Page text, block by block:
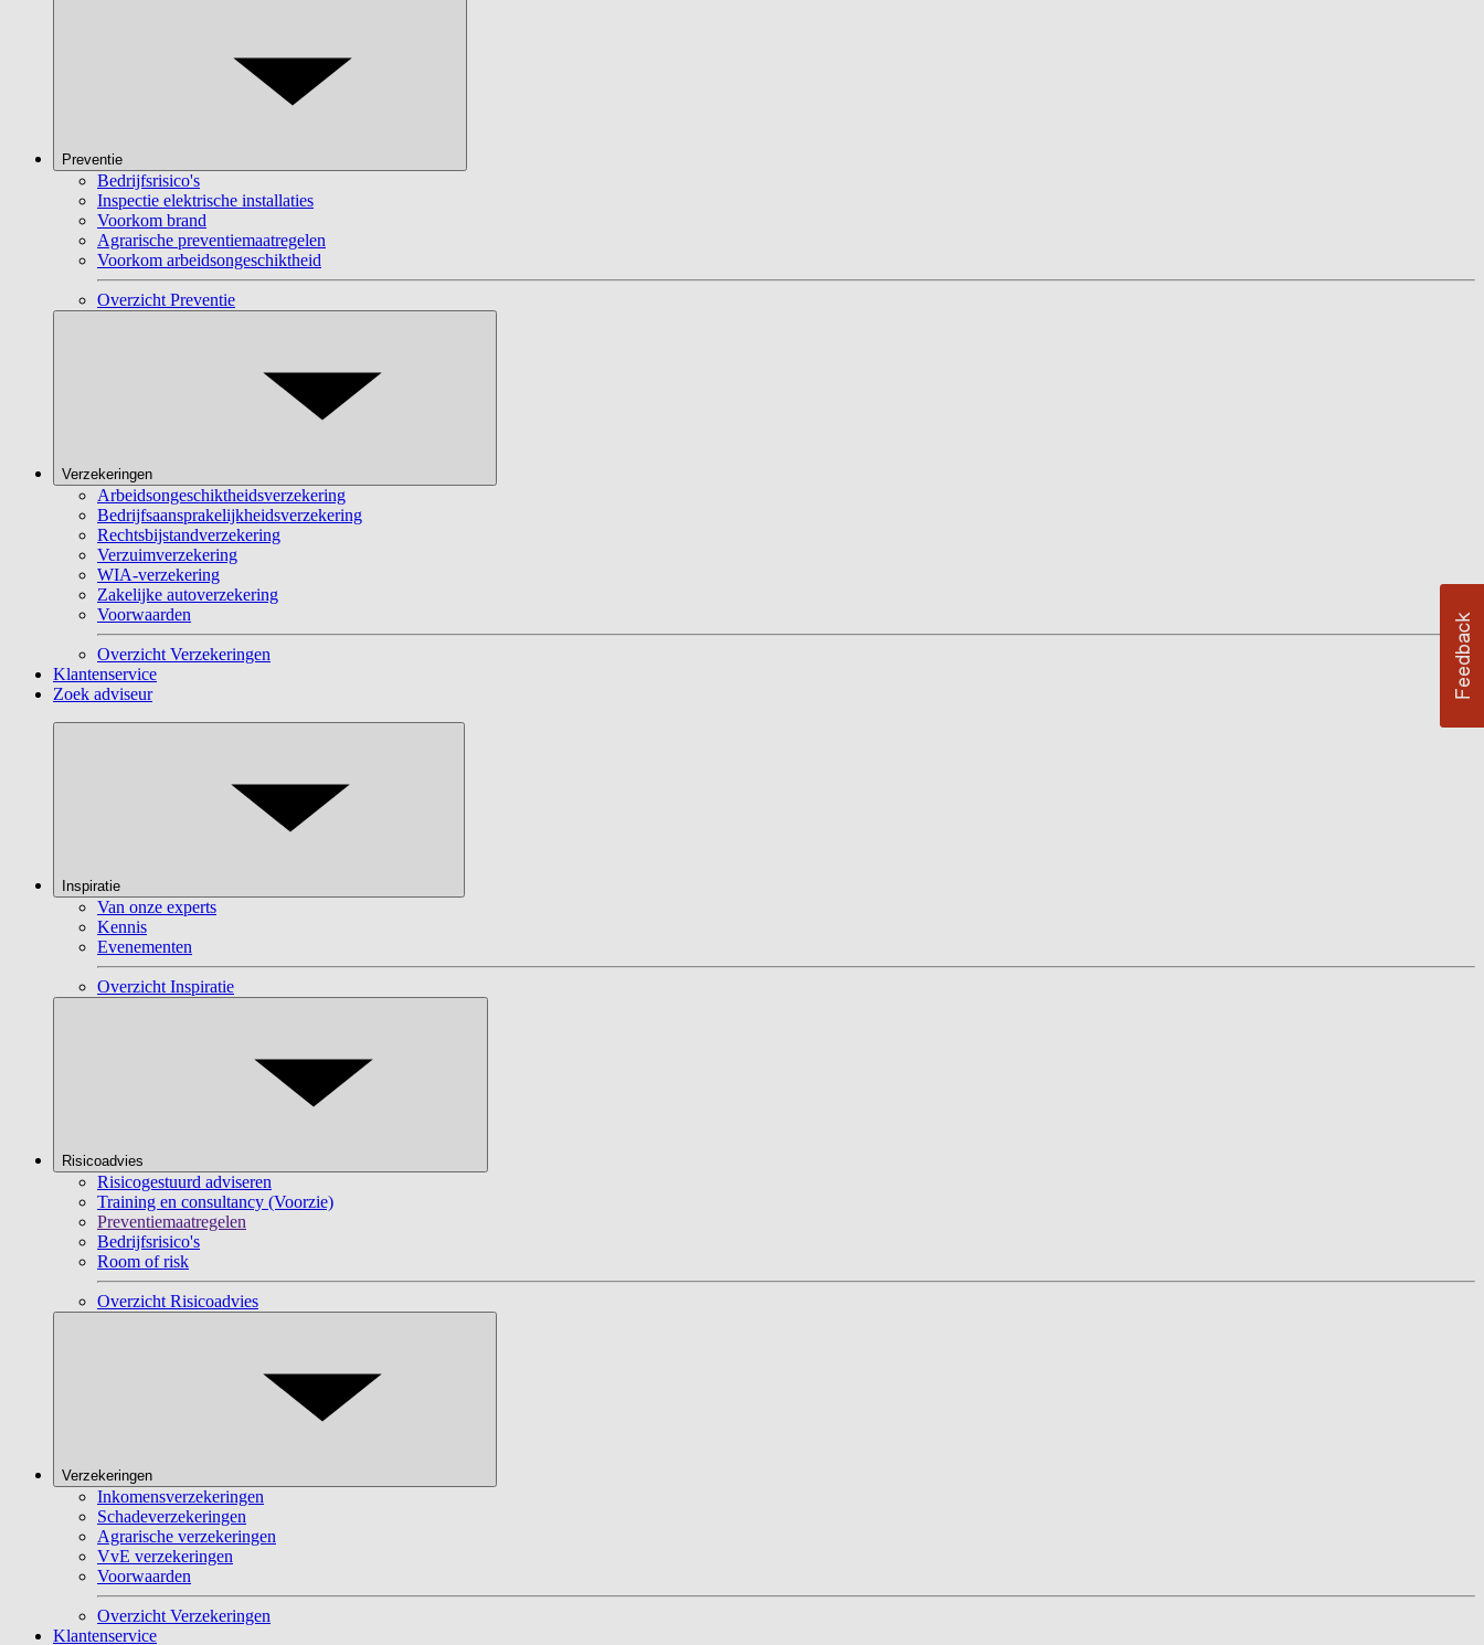
Preventie
Bedrijfsrisico's
Inspectie elektrische installaties
Voorkom brand
Agrarische preventiemaatregelen
Voorkom arbeidsongeschiktheid
Overzicht Preventie
Verzekeringen
Arbeidsongeschiktheidsverzekering
Bedrijfsaansprakelijkheidsverzekering
Rechtsbijstandverzekering
Verzuimverzekering
WIA-verzekering
Zakelijke autoverzekering
Voorwaarden
Overzicht Verzekeringen
Klantenservice
Zoek adviseur
Inspiratie
Van onze experts
Kennis
Evenementen
Overzicht Inspiratie
Risicoadvies
Risicogestuurd adviseren
Training en consultancy (Voorzie)
Preventiemaatregelen
Bedrijfsrisico's
Room of risk
Overzicht Risicoadvies
Verzekeringen
Inkomensverzekeringen
Schadeverzekeringen
Agrarische verzekeringen
VvE verzekeringen
Voorwaarden
Overzicht Verzekeringen
Klantenservice